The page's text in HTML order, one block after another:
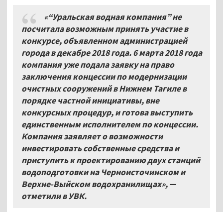
«“Уральская водная компания” не
посчитала возможным принять участие в
конкурсе, объявленном администрацией
города в декабре 2018 года. 6 марта 2018 года
компания уже подала заявку на право
заключения концессии по модернизации
очистных сооружений в Нижнем Тагиле в
порядке частной инициативы, вне
конкурсных процедур, и готова выступить
единственным исполнителем по концессии.
Компания заявляет о возможности
инвестировать собственные средства и
приступить к проектированию двух станций
водоподготовки на Черноисточинском и
Верхне-Выйском водохранилищах»,—
отметили в УВК.